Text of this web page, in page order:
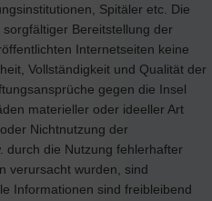
Spitäler etc. Die
Bereitstellung der
Internetseiten keine
Vollständigkeit und Qualität der
gegen die Insel
materieller oder ideeller Art
Nichtnutzung der
durch die Nutzung fehlerhafter
verursacht wurden, sind
Informationen sind freibleibend